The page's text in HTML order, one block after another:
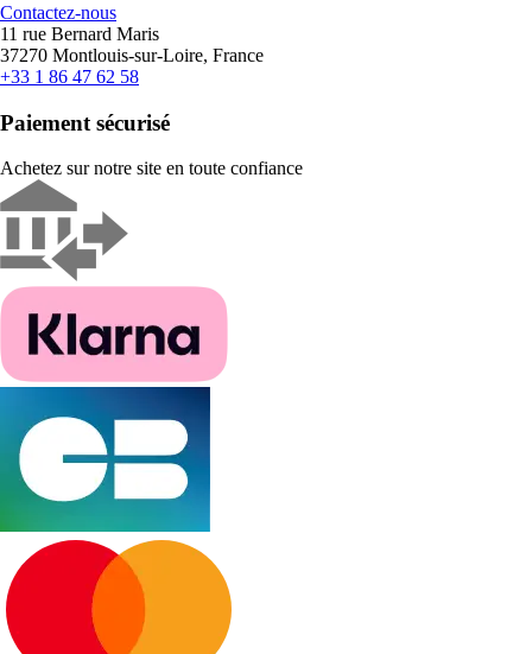
Contactez-nous
11 rue Bernard Maris
37270 Montlouis-sur-Loire, France
+33 1 86 47 62 58
Paiement sécurisé
Achetez sur notre site en toute confiance